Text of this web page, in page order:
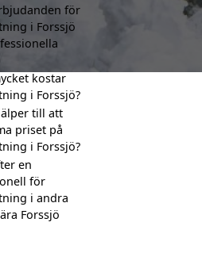
för
i Forssjö
kostar
i Forssjö?
till att
priset på
i Forssjö?
en
för
i andra
Forssjö